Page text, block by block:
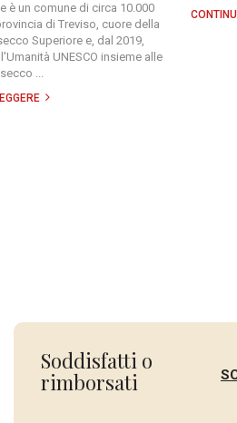
è un comune di circa 10.000
di Treviso, cuore della
Superiore e, dal 2019,
UNESCO insieme alle
...
Soddisfatti o
rimborsati